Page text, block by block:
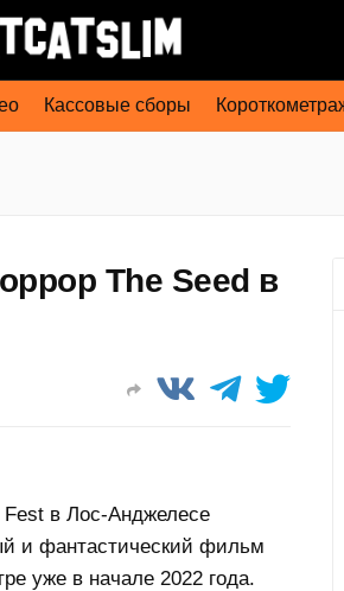
Кассовые сборы
The Seed в
в Лос-Анджелесе
и фантастический фильм
уже в начале 2022 года.